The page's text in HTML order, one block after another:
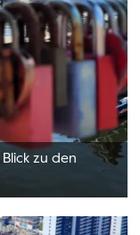
Blick zu den